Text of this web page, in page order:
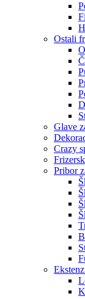
Ostali
Glave
Crazy
Pribor